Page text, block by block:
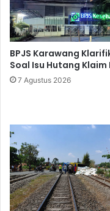
BPJS Karawang
Soal Isu Hutang Klaim
7 Agustus 2026